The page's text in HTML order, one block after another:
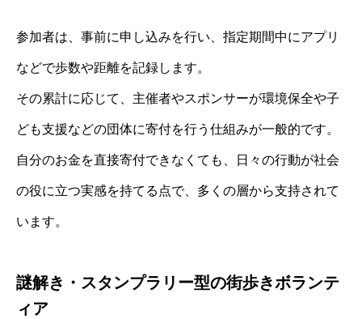
参加者は、事前に申し込みを行い、指定期間中にアプリ
などで歩数や距離を記録します。
その累計に応じて、主催者やスポンサーが環境保全や子
ども支援などの団体に寄付を行う仕組みが一般的です。
自分のお金を直接寄付できなくても、日々の行動が社会
の役に立つ実感を持てる点で、多くの層から支持されて
います。
謎解き・スタンプラリー型の街歩きボランテ
ィア